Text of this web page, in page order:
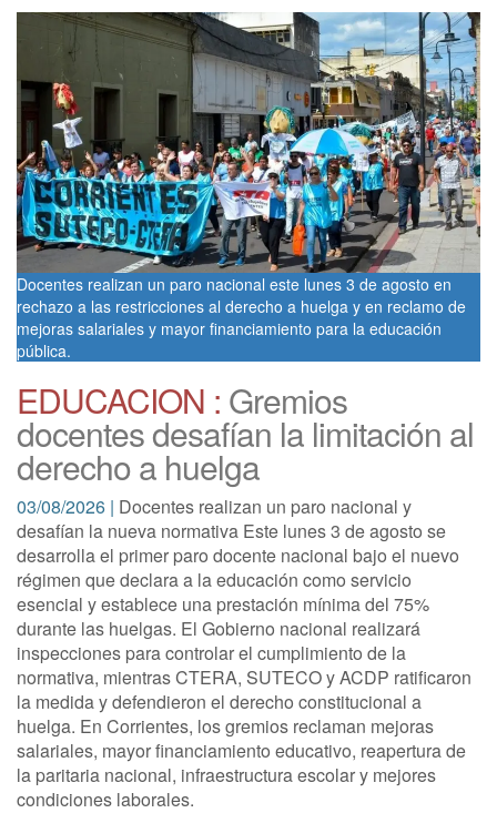
Docentes realizan un paro nacional este lunes 3 de agosto en
rechazo a las restricciones al derecho a huelga y en reclamo de
mejoras salariales y mayor financiamiento para la educación
pública.
EDUCACION : Gremios
docentes desafían la limitación al
derecho a huelga
03/08/2026 | Docentes realizan un paro nacional y
desafían la nueva normativa Este lunes 3 de agosto se
desarrolla el primer paro docente nacional bajo el nuevo
régimen que declara a la educación como servicio
esencial y establece una prestación mínima del 75%
durante las huelgas. El Gobierno nacional realizará
inspecciones para controlar el cumplimiento de la
normativa, mientras CTERA, SUTECO y ACDP ratificaron
la medida y defendieron el derecho constitucional a
huelga. En Corrientes, los gremios reclaman mejoras
salariales, mayor financiamiento educativo, reapertura de
la paritaria nacional, infraestructura escolar y mejores
condiciones laborales.